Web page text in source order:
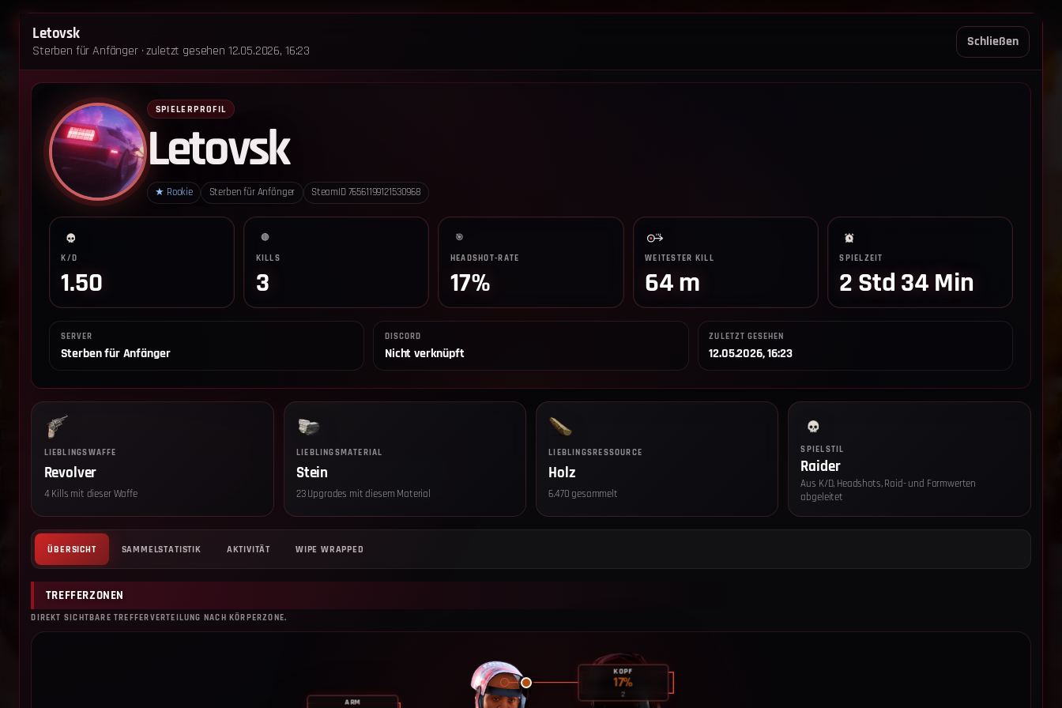
STERBEN FÜR ANFÄNGER
‹ Zurück zum Leaderboard
Letovsk
Sterben für Anfänger · zuletzt gesehen 12.05.2026, 16:23
Schließen
SPIELERPROFIL
Letovsk
★ Rookie Sterben für Anfänger SteamID76561199121530968
K/D
1.50
🔴
KILLS
3
🎯
HEADSHOT-RATE
17%
WEITESTER KILL
64 m
SPIELZEIT
2 Std 34 Min
SERVER
Sterben für Anfänger
DISCORD
Nicht verknüpft
ZULETZT GESEHEN
12.05.2026, 16:23
LIEBLINGSWAFFE
Revolver
4 Kills mit dieser Waffe
LIEBLINGSMATERIAL
Stein
23 Upgrades mit diesem Material
LIEBLINGSRESSOURCE
Holz
6.470 gesammelt
SPIELSTIL
Raider
Aus K/D, Headshots, Raid- und Farmwerten
abgeleitet
ÜBERSICHT SAMMELSTATISTIK AKTIVITÄT WIPE WRAPPED
TREFFERZONEN
DIREKT SICHTBARE TREFFERVERTEILUNG NACH KÖRPERZONE.
KOPF
17%
2
ARM
ImpressumDatenschutz
Cookie-Einstellungen
Sterben für Anfänger - Alle Rechte vorbehalten.
Datenschutz-Einstellungen
Geräteart, aufgerufenen Pfad und Referrer. Die Daten bleiben auf unserem
gelöscht. Rechtsgrundlage: Art. 6 Abs. 1 lit. a DSGVO, § 25 Abs. 1 TTDSG.
widerrufen. Details findest du in der